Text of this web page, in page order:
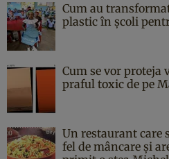
Cum au
plastic în școli
Cum se vor
praful toxic de pe
Un restaurant care
fel de mâncare și